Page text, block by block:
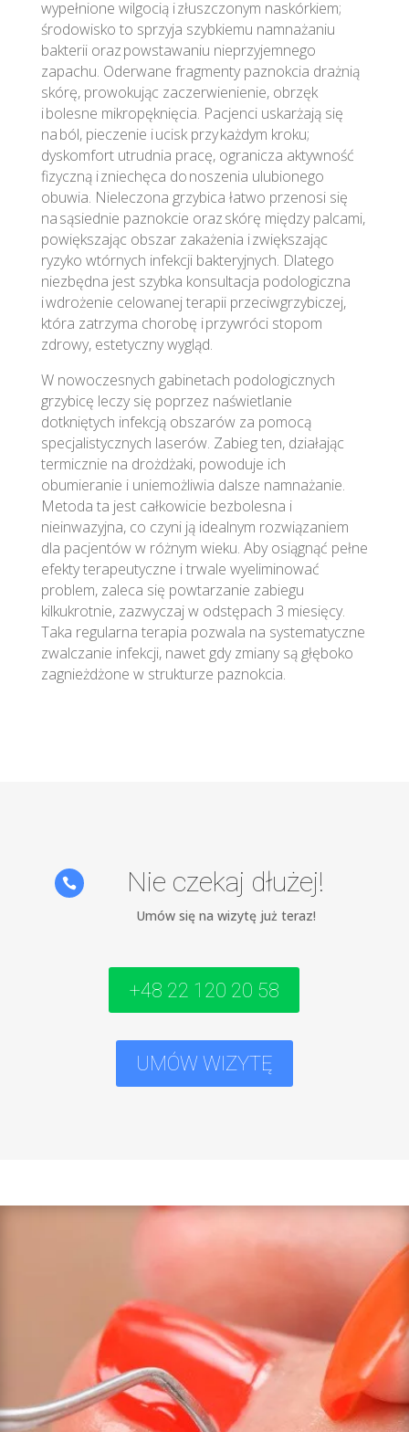
wypełnione wilgocią i złuszczonym naskórkiem;
środowisko to sprzyja szybkiemu namnażaniu
bakterii oraz powstawaniu nieprzyjemnego
zapachu. Oderwane fragmenty paznokcia drażnią
skórę, prowokując zaczerwienienie, obrzęk
i bolesne mikropęknięcia. Pacjenci uskarżają się
na ból, pieczenie i ucisk przy każdym kroku;
dyskomfort utrudnia pracę, ogranicza aktywność
fizyczną i zniechęca do noszenia ulubionego
obuwia. Nieleczona grzybica łatwo przenosi się
na sąsiednie paznokcie oraz skórę między palcami,
powiększając obszar zakażenia i zwiększając
ryzyko wtórnych infekcji bakteryjnych. Dlatego
niezbędna jest szybka konsultacja podologiczna
i wdrożenie celowanej terapii przeciwgrzybiczej,
która zatrzyma chorobę i przywróci stopom
zdrowy, estetyczny wygląd.
W nowoczesnych gabinetach podologicznych
grzybicę leczy się poprzez naświetlanie
dotkniętych infekcją obszarów za pomocą
specjalistycznych laserów. Zabieg ten, działając
termicznie na drożdżaki, powoduje ich
obumieranie i uniemożliwia dalsze namnażanie.
Metoda ta jest całkowicie bezbolesna i
nieinwazyjna, co czyni ją idealnym rozwiązaniem
dla pacjentów w różnym wieku. Aby osiągnąć pełne
efekty terapeutyczne i trwale wyeliminować
problem, zaleca się powtarzanie zabiegu
kilkukrotnie, zazwyczaj w odstępach 3 miesięcy.
Taka regularna terapia pozwala na systematyczne
zwalczanie infekcji, nawet gdy zmiany są głęboko
zagnieżdżone w strukturze paznokcia.
 Nie czekaj dłużej!
Umów się na wizytę już teraz!
+48 22 120 20 58
UMÓW WIZYTĘ